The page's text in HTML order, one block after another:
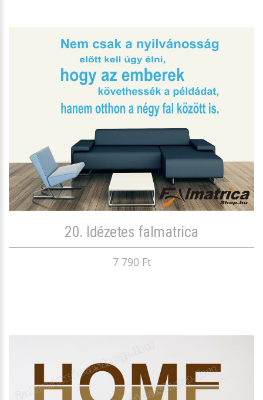
20. Idézetes falmatrica
7 790 Ft